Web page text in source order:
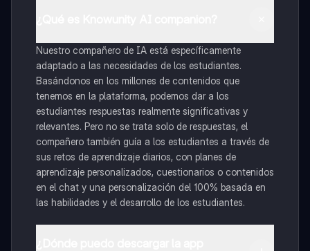
Nuestro compañero de IA está específicamente
adaptado a las necesidades de los estudiantes.
Basándonos en los millones de contenidos que
tenemos en la plataforma, podemos dar a los
estudiantes respuestas realmente significativas y
relevantes. Pero no se trata solo de respuestas, el
compañero también guía a los estudiantes a través de
sus retos de aprendizaje diarios, con planes de
aprendizaje personalizados, cuestionarios o contenidos
en el chat y una personalización del 100% basada en
las habilidades y el desarrollo de los estudiantes.